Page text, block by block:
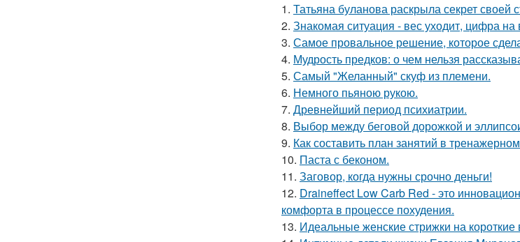
1. Татьяна буланова раскрыла секрет своей
2. Знакомая ситуация - вес уходит, цифра на
3. Самое провальное решение, которое
4. Мудрость предков: о чем нельзя
5. Самый "Желанный" скуф из племени.
6. Немного пьяною рукою.
7. Древнейший период психиатрии.
8. Выбор между беговой дорожкой и
9. Как составить план занятий в
10. Паста с беконом.
11. Заговор, когда нужны срочно деньги!
12. Draineffect Low Carb Red - это
комфорта в процессе похудения.
13. Идеальные женские стрижки на